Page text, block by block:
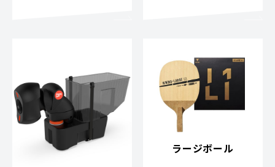
ラージボール